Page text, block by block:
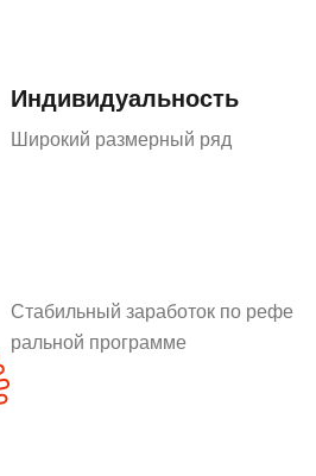
Индивидуальность
Широкий размерный ряд
Стабильный заработок по рефе
ральной программе